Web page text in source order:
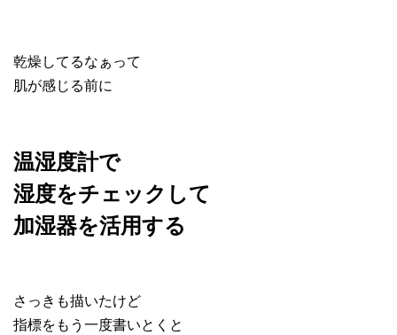
乾燥してるなぁって
肌が感じる前に
温湿度計で
湿度をチェックして
加湿器を活用する
さっきも描いたけど
指標をもう一度書いとくと